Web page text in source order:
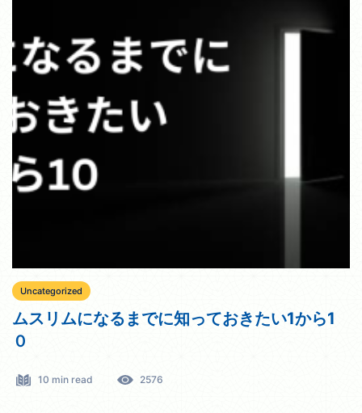
Uncategorized
ムスリムになるまでに知っておきたい1から1
０
10 min read 2576